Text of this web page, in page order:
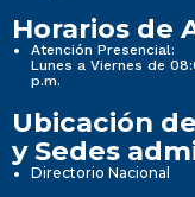
Horarios de
Atención Presencial:
Lunes a Viernes de
p.m.
Ubicación
y Sedes
Directorio Nacional